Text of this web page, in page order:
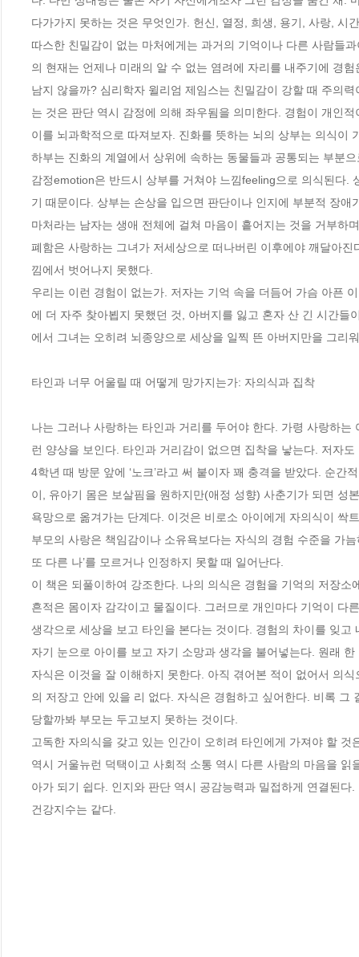
다가가지 못하는 것은 무엇인가. 헌신, 열정, 희생, 용기, 사랑,
따스한 친밀감이 없는 마처에게는 과거의 기억이나 다른 사람들
의 현재는 언제나 미래의 알 수 없는 염려에 자리를 내주기에 경
남지 않을까? 심리학자 윌리엄 제임스는 친밀감이 강할 때 주의
는 것은 판단 역시 감정에 의해 좌우됨을 의미한다. 경험이 개인
이를 뇌과학적으로 따져보자. 진화를 뜻하는 뇌의 상부는 의식이
하부는 진화의 계열에서 상위에 속하는 동물들과 공통되는 부분
감정emotion은 반드시 상부를 거쳐야 느낌feeling으로 의식된다.
기 때문이다. 상부는 손상을 입으면 판단이나 인지에 부분적 장
마처라는 남자는 생애 전체에 걸쳐 마음이 흩어지는 것을 거부하
폐함은 사랑하는 그녀가 저세상으로 떠나버린 이후에야 깨달아
낌에서 벗어나지 못했다.
우리는 이런 경험이 없는가. 저자는 기억 속을 더듬어 가슴 아픈
에 더 자주 찾아뵙지 못했던 것, 아버지를 잃고 혼자 산 긴 시간
에서 그녀는 오히려 뇌종양으로 세상을 일찍 뜬 아버지만을 그
타인과 너무 어울릴 때 어떻게 망가지는가: 자의식과 집착
나는 그러나 사랑하는 타인과 거리를 두어야 한다. 가령 사랑하
런 양상을 보인다. 타인과 거리감이 없으면 집착을 낳는다. 저자
4학년 때 방문 앞에 ‘노크’라고 써 붙이자 꽤 충격을 받았다. 순
이, 유아기 몸은 보살핌을 원하지만(애정 성향) 사춘기가 되면 성
욕망으로 옮겨가는 단계다. 이것은 비로소 아이에게 자의식이
부모의 사랑은 책임감이나 소유욕보다는 자식의 경험 수준을 가
또 다른 나’를 모르거나 인정하지 못할 때 일어난다.
이 책은 되풀이하여 강조한다. 나의 의식은 경험을 기억의 저장
흔적은 몸이자 감각이고 물질이다. 그러므로 개인마다 기억이 다
생각으로 세상을 보고 타인을 본다는 것이다. 경험의 차이를 잊
자기 눈으로 아이를 보고 자기 소망과 생각을 불어넣는다. 원래
자식은 이것을 잘 이해하지 못한다. 아직 겪어본 적이 없어서 의
의 저장고 안에 있을 리 없다. 자식은 경험하고 싶어한다. 비록
당할까봐 부모는 두고보지 못하는 것이다.
고독한 자의식을 갖고 있는 인간이 오히려 타인에게 가져야 할
역시 거울뉴런 덕택이고 사회적 소통 역시 다른 사람의 마음을
아가 되기 쉽다. 인지와 판단 역시 공감능력과 밀접하게 연결된
건강지수는 같다.